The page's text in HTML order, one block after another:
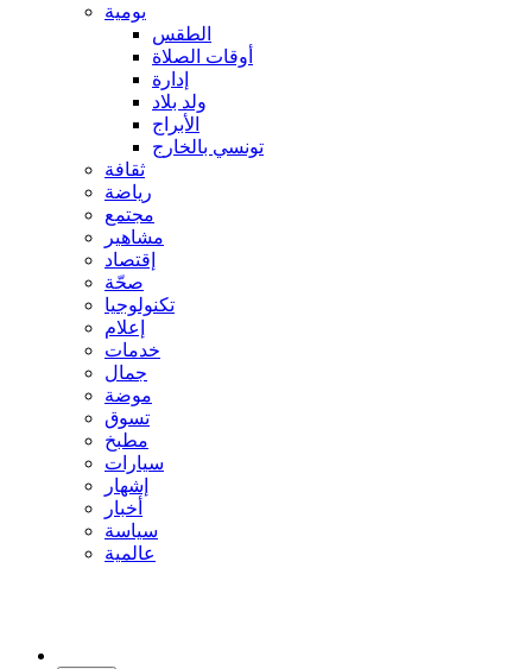
يومية
الطقس
أوقات الصلاة
إدارة
ولد بلاد
الأبراج
تونسي بالخارج
ثقافة
رياضة
مجتمع
مشاهير
إقتصاد
صحّة
تكنولوجيا
إعلام
خدمات
جمال
موضة
تسوق
مطبخ
سيارات
إشهار
أخبار
سياسة
عالمية